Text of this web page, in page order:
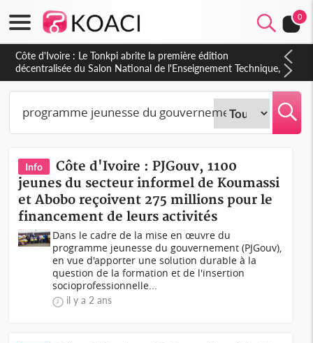
0
Côte d'Ivoire : Le Tonkpi abrite la première édition
décentralisée du Salon National de l'Enseignement Technique,
une belle opportunité pour la jeunesse
Info
Côte d'Ivoire : PJGouv, 1100
jeunes du secteur informel de Koumassi
et Abobo reçoivent 275 millions pour le
financement de leurs activités
Dans le cadre de la mise en œuvre du
programme jeunesse du gouvernement (PJGouv),
en vue d'apporter une solution durable à la
question de la formation et de l'insertion
socioprofessionnelle...
il y a 2 ans